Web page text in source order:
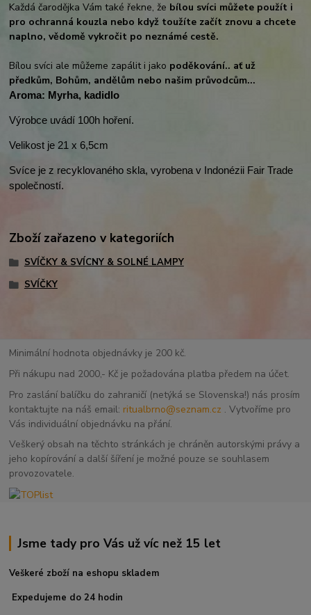
Každá čarodějka Vám také řekne, že bílou svíci můžete použít i
pro ochranná kouzla nebo když toužíte začít znovu a chcete
naplno, vědomě vykročit po neznámé cestě.
Bílou svíci ale můžeme zapálit i jako poděkování.. ať už
předkům, Bohům, andělům nebo našim průvodcům...
Aroma: Myrha, kadidlo
Výrobce uvádí 100h hoření.
Velikost je 21 x 6,5cm
Svíce je z recyklovaného skla, vyrobena v Indonézii Fair Trade
společností.
Zboží zařazeno v kategoriích
SVÍČKY & SVÍCNY & SOLNÉ LAMPY
SVÍČKY
Minimální hodnota objednávky je 200 kč.
Při nákupu nad 2000,- Kč je požadována platba předem na účet.
Pro zaslání balíčku do zahraničí (netýká se Slovenska!) nás prosím
kontaktujte na náš email: ritualbrno@seznam.cz . Vytvoříme pro
Vás individuální objednávku na přání.
Veškerý obsah na těchto stránkách je chráněn autorskými právy a
jeho kopírování a další šíření je možné pouze se souhlasem
provozovatele.
Jsme tady pro Vás už víc než 15 let
Veškeré zboží na eshopu skladem
Expedujeme do 24 hodin